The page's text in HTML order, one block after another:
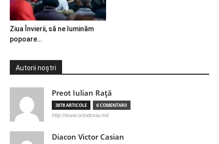
Ziua Învierii, să ne luminăm
popoare…
Autorii noștri
Preot Iulian Raţă
3878 ARTICOLE 6 COMENTARII
http://www.ortodoxia.md
Diacon Victor Casian